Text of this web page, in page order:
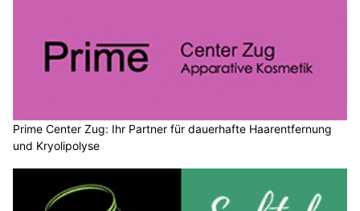
Prime Center Zug: Ihr Partner für dauerhafte Haarentfernung
und Kryolipolyse